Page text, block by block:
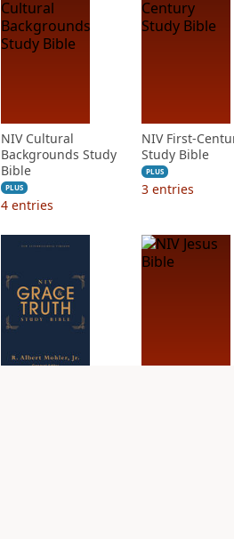
NIV Cultural
Backgrounds Study
Bible
PLUS
4 entries
NIV First-
Study Bible
PLUS
3 entries